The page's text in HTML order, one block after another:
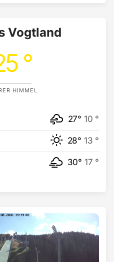
Vogtland
°
HIMMEL
27° 10 °
28° 13 °
30° 17 °